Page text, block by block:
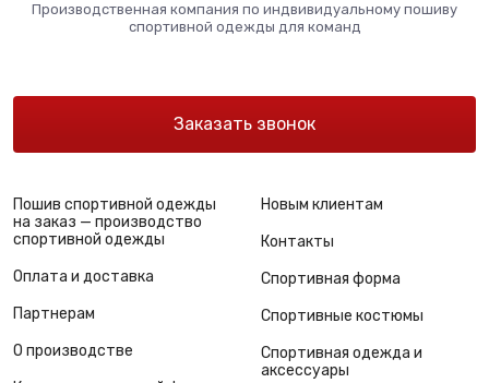
Производственная компания по индвивидуальному пошиву
спортивной одежды для команд
Заказать звонок
Пошив спортивной одежды
на заказ — производство
спортивной одежды
Оплата и доставка
Партнерам
О производстве
Новым клиентам
Контакты
Спортивная форма
Спортивные костюмы
Спортивная одежда и
аксессуары